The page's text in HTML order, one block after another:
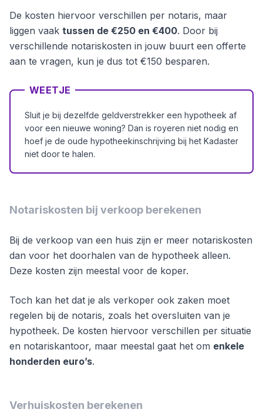
De kosten hiervoor verschillen per notaris, maar
liggen vaak tussen de €250 en €400. Door bij
verschillende notariskosten in jouw buurt een offerte
aan te vragen, kun je dus tot €150 besparen.
WEETJE
Sluit je bij dezelfde geldverstrekker een hypotheek af
voor een nieuwe woning? Dan is royeren niet nodig en
hoef je de oude hypotheekinschrijving bij het Kadaster
niet door te halen.
Notariskosten bij verkoop berekenen
Bij de verkoop van een huis zijn er meer notariskosten
dan voor het doorhalen van de hypotheek alleen.
Deze kosten zijn meestal voor de koper.
Toch kan het dat je als verkoper ook zaken moet
regelen bij de notaris, zoals het oversluiten van je
hypotheek. De kosten hiervoor verschillen per situatie
en notariskantoor, maar meestal gaat het om enkele
honderden euro’s.
Verhuiskosten berekenen